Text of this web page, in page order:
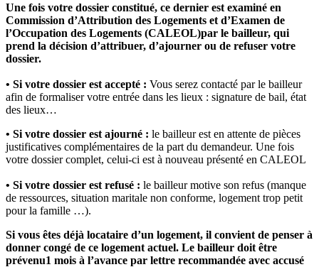
Une fois votre dossier constitué, ce dernier est examiné en
Commission d’Attribution des Logements et d’Examen de
l’Occupation des Logements (CALEOL)par le bailleur, qui
prend la décision d’attribuer, d’ajourner ou de refuser votre
dossier.
• Si votre dossier est accepté : Vous serez contacté par le bailleur
afin de formaliser votre entrée dans les lieux : signature de bail, état
des lieux…
• Si votre dossier est ajourné : le bailleur est en attente de pièces
justificatives complémentaires de la part du demandeur. Une fois
votre dossier complet, celui-ci est à nouveau présenté en CALEOL
• Si votre dossier est refusé : le bailleur motive son refus (manque
de ressources, situation maritale non conforme, logement trop petit
pour la famille …).
Si vous êtes déjà locataire d’un logement, il convient de penser à
donner congé de ce logement actuel. Le bailleur doit être
prévenu1 mois à l’avance par lettre recommandée avec accusé